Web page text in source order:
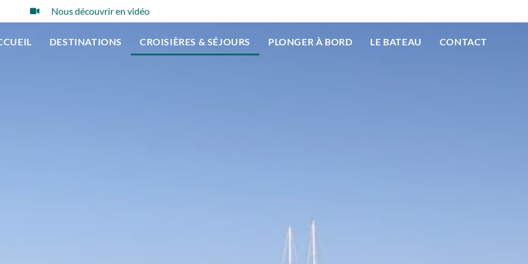
Nous découvrir en vidéo
DESTINATIONS CROISIÈRES & SÉJOURS PLONGER À BORD LE BATEAU CONTACT